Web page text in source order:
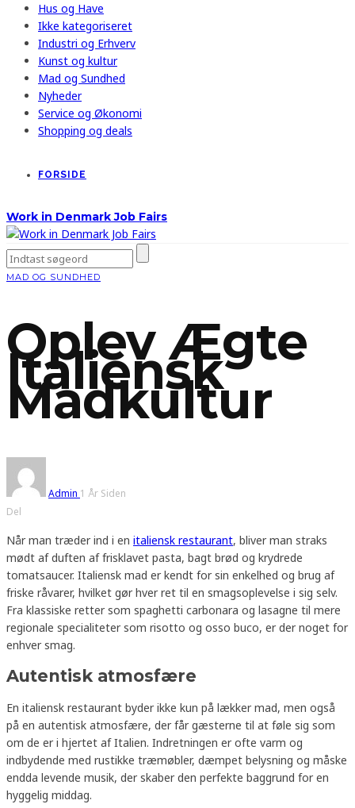
Hus og Have
Ikke kategoriseret
Industri og Erhverv
Kunst og kultur
Mad og Sundhed
Nyheder
Service og Økonomi
Shopping og deals
FORSIDE
Work in Denmark Job Fairs
MAD OG SUNDHED
Oplev Ægte
Italiensk
Madkultur
Admin 1 År Siden
Del
Når man træder ind i en italiensk restaurant, bliver man straks
mødt af duften af frisklavet pasta, bagt brød og krydrede
tomatsaucer. Italiensk mad er kendt for sin enkelhed og brug af
friske råvarer, hvilket gør hver ret til en smagsoplevelse i sig selv.
Fra klassiske retter som spaghetti carbonara og lasagne til mere
regionale specialiteter som risotto og osso buco, er der noget for
enhver smag.
Autentisk atmosfære
En italiensk restaurant byder ikke kun på lækker mad, men også
på en autentisk atmosfære, der får gæsterne til at føle sig som
om de er i hjertet af Italien. Indretningen er ofte varm og
indbydende med rustikke træmøbler, dæmpet belysning og måske
endda levende musik, der skaber den perfekte baggrund for en
hyggelig middag.